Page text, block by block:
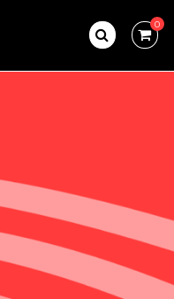
0